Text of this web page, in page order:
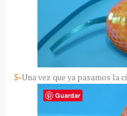
5-Una vez que ya pasamos la
Guardar